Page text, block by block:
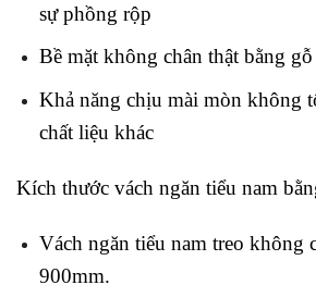
sự phồng rộp
Bề mặt không chân thật bằng
Khả năng chịu mài mòn không
chất liệu khác
Kích thước vách ngăn tiểu nam
Vách ngăn tiểu nam treo không
900mm.